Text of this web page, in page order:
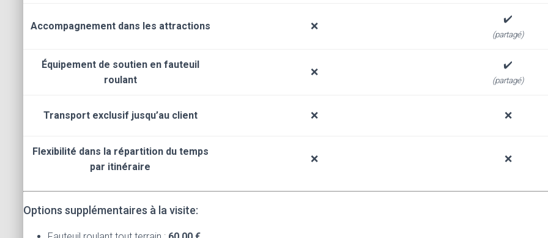
Accompagnement dans les attractions ❌
✔️
(partagé)
Équipement de soutien en fauteuil
roulant
❌
✔️
(partagé)
Transport exclusif jusqu’au client ❌ ❌
Flexibilité dans la répartition du temps
par itinéraire
❌ ❌
Options supplémentaires à la visite: